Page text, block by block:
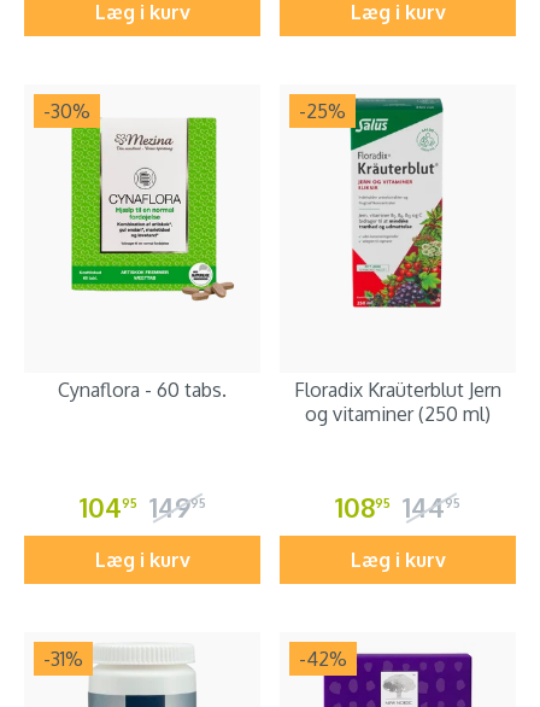
Læg i kurv Læg i kurv
-30%
Cynaflora - 60 tabs.
10495 14995
Læg i kurv
-25%
Floradix Kraüterblut Jern
og vitaminer (250 ml)
10895 14495
Læg i kurv
-31% -42%